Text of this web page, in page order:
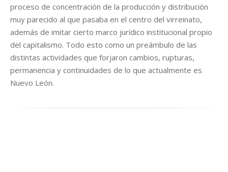
proceso de concentración de la producción y distribución
muy parecido al que pasaba en el centro del virreinato,
además de imitar cierto marco jurídico institucional propio
del capitalismo. Todo esto como un preámbulo de las
distintas actividades que forjaron cambios, rupturas,
permanencia y continuidades de lo que actualmente es
Nuevo León.